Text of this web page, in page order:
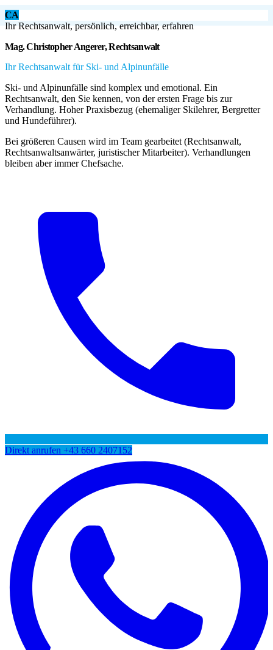
CA
Ihr Rechtsanwalt, persönlich, erreichbar, erfahren
Mag. Christopher Angerer, Rechtsanwalt
Ihr Rechtsanwalt für Ski- und Alpinunfälle
Ski- und Alpinunfälle sind komplex und emotional. Ein
Rechtsanwalt, den Sie kennen, von der ersten Frage bis zur
Verhandlung. Hoher Praxisbezug (ehemaliger Skilehrer, Bergretter
und Hundeführer).
Bei größeren Causen wird im Team gearbeitet (Rechtsanwalt,
Rechtsanwaltsanwärter, juristischer Mitarbeiter). Verhandlungen
bleiben aber immer Chefsache.
Direkt anrufen +43 660 2407152